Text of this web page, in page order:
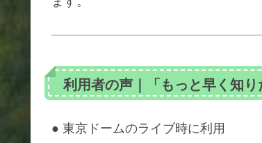
利用者の声｜「もっと早く知り
● 東京ドームのライブ時に利用